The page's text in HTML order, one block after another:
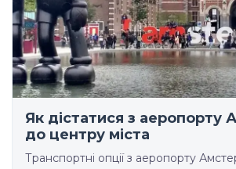
Як дістатися з аеропорту
до центру міста
Транспортні опції з аеропорту